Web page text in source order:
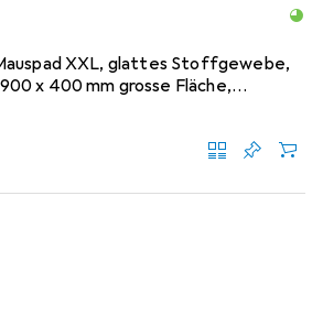
XXL, glattes Stoffgewebe,
x 400 mm grosse Fläche,